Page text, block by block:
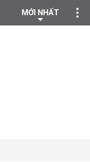
MỚI NHẤT